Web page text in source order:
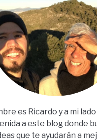
es Ricardo y a mi
a este blog donde
que te ayudarán a